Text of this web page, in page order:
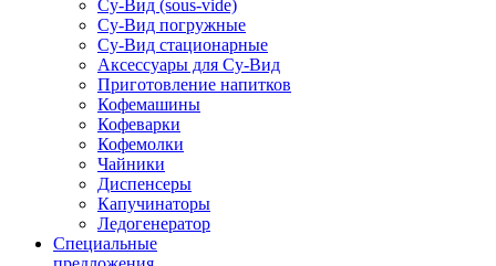
Су-Вид (sous-vide)
Су-Вид погружные
Су-Вид стационарные
Аксессуары для Су-Вид
Приготовление напитков
Кофемашины
Кофеварки
Кофемолки
Чайники
Диспенсеры
Капучинаторы
Ледогенератор
Специальные